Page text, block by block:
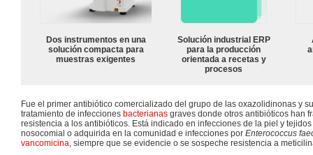
Dos instrumentos en una
solución compacta para
muestras exigentes
Solución industrial ERP
para la producción
orientada a recetas y
procesos
Fue el primer antibiótico comercializado del grupo de las oxazolidinonas y
tratamiento de infecciones bacterianas graves donde otros antibióticos han
resistencia a los antibióticos. Está indicado en infecciones de la piel y
nosocomial o adquirida en la comunidad e infecciones por Enterococcus
vancomicina, siempre que se evidencie o se sospeche resistencia a